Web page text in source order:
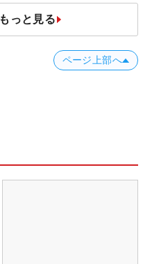
っと見る
ページ上部へ